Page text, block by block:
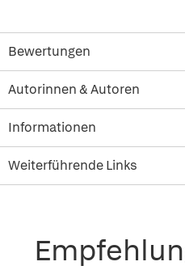
Bewertungen
Autorinnen & Autoren
Informationen
Weiterführende Links